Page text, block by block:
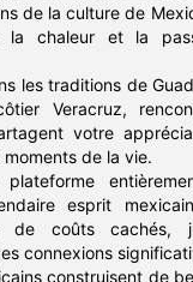
de la culture de
la chaleur et la
les traditions de
Veracruz,
votre
de la vie.
esprit
de coûts cachés,
connexions
construisent de